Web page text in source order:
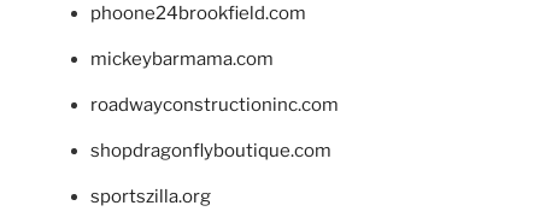
phoone24brookfield.com
mickeybarmama.com
roadwayconstructioninc.com
shopdragonflyboutique.com
sportszilla.org